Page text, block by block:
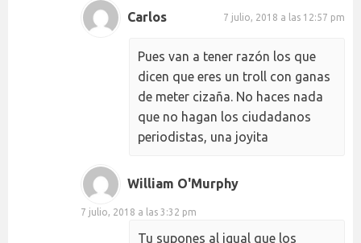
Carlos 7 julio, 2018 a las 12:57 pm
Pues van a tener razón los que
dicen que eres un troll con ganas
de meter cizaña. No haces nada
que no hagan los ciudadanos
periodistas, una joyita
William O'Murphy
7 julio, 2018 a las 3:32 pm
Tu supones al igual que los